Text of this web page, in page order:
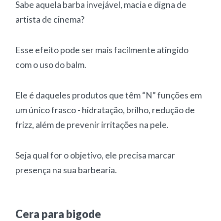
Sabe aquela barba invejável, macia e digna de
artista de cinema?
Esse efeito pode ser mais facilmente atingido
com o uso do balm.
Ele é daqueles produtos que têm “N” funções em
um único frasco - hidratação, brilho, redução de
frizz, além de prevenir irritações na pele.
Seja qual for o objetivo, ele precisa marcar
presença na sua barbearia.
Cera para bigode